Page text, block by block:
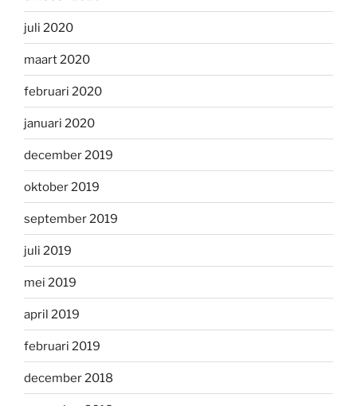
juli 2020
maart 2020
februari 2020
januari 2020
december 2019
oktober 2019
september 2019
juli 2019
mei 2019
april 2019
februari 2019
december 2018